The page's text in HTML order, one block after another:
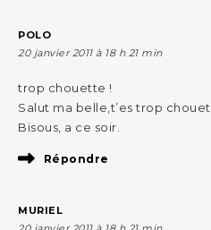
POLO
20 janvier 2011 à 18 h 21 min
trop chouette !
Salut ma belle,t’es trop
Bisous, a ce soir.
Répondre
MURIEL